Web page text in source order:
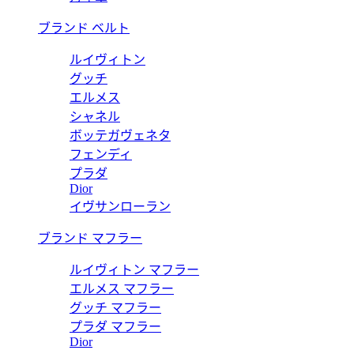
ブランド ベルト
ルイヴィトン
グッチ
エルメス
シャネル
ボッテガヴェネタ
フェンディ
プラダ
Dior
イヴサンローラン
ブランド マフラー
ルイヴィトン マフラー
エルメス マフラー
グッチ マフラー
プラダ マフラー
Dior